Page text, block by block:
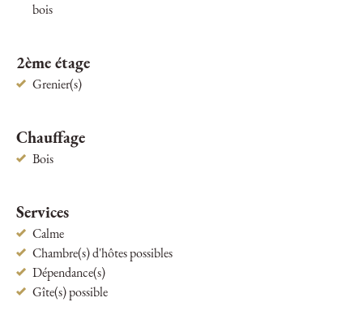
bois
2ème étage
Grenier(s)
Chauffage
Bois
Services
Calme
Chambre(s) d'hôtes possibles
Dépendance(s)
Gîte(s) possible